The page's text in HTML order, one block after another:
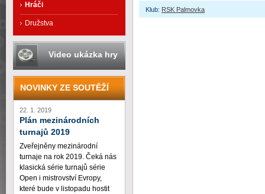
Klub: RSK Palmovka
Hráči
Družstva
Video ukázka hry
NOVINKY ZE SOUTĚŽÍ
22. 1. 2019
Plán mezinárodních
turnajů 2019
Zveřejněny mezinárodní
turnaje na rok 2019. Čeká nás
klasická série turnajů série
Open i mistrovství Evropy,
které bude v listopadu hostit